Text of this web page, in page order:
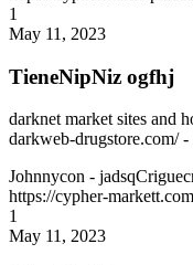
1
May 11, 2023
TieneNipNiz ogfhj
darknet market sites and
darkweb-drugstore.com/
Johnnycon -
https://cypher-
1
May 11, 2023